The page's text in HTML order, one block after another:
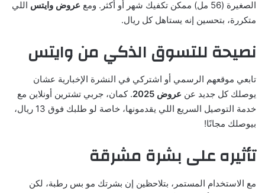
الصغيرة (56 مل) ممكن تكفيك شهر أو أكثر. ومع
عروض وايتس اللي
متكررة، بتحسين إنه يستاهل كل ريال.
نصيحة للتسوق الذكي من وايتس
تابعي موقعهم الرسمي أو اشتركي في النشرة الإخبارية عشان
يوصلك كل جديد عن عروض 2025
. كمان، جربي تشترين أونلاين مع
خدمة التوصيل السريع اللي يقدمونها، خاصة لو طلبك فوق 13 ريال،
بيوصلك مجانًا!
تأثيره على بشرة مشرقة
مع الاستخدام المستمر، بتلاحظين إن بشرتك مو بس رطبة، لكن